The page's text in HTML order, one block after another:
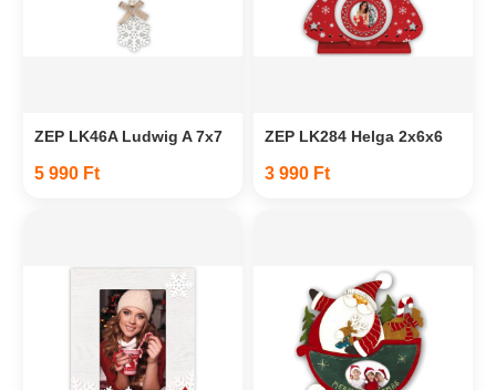
ZEP LK46A Ludwig A 7x7
5 990 Ft
ZEP LK284 Helga 2x6x6
3 990 Ft